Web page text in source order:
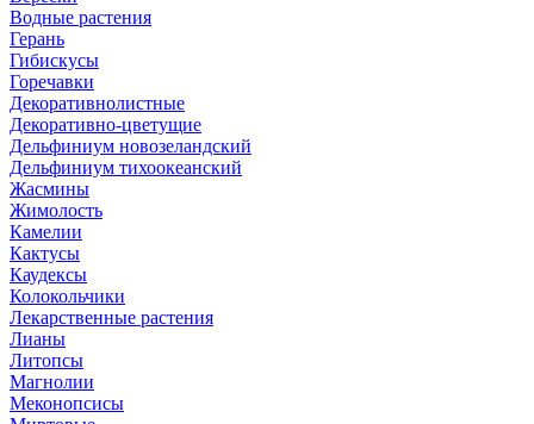
Водные растения
Герань
Гибискусы
Горечавки
Декоративнолистные
Декоративно-цветущие
Дельфиниум новозеландский
Дельфиниум тихоокеанский
Жасмины
Жимолость
Камелии
Кактусы
Каудексы
Колокольчики
Лекарственные растения
Лианы
Литопсы
Магнолии
Меконопсисы